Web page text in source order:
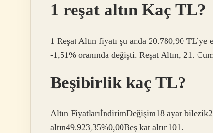
1 reşat altın Kaç TL?
1 Reşat Altın fiyatı şu anda 20.780,90
-1,51% oranında değişti. Reşat Altın, 21.
Beşibirlik kaç TL?
Altın FiyatlarıİndirimDeğişim18 ayar
altın49.923,35%0,00Beş kat altın101.